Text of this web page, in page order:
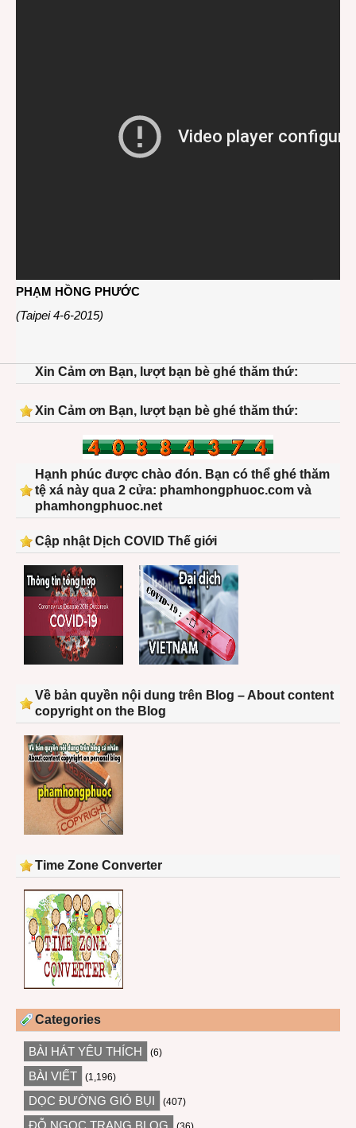
PHẠM HỒNG PHƯỚC
(Taipei 4-6-2015)
Xin Cảm ơn Bạn, lượt bạn bè ghé thăm thứ:
Xin Cảm ơn Bạn, lượt bạn bè ghé thăm thứ:
Hạnh phúc được chào đón. Bạn có thể ghé thăm
tệ xá này qua 2 cửa: phamhongphuoc.com và
phamhongphuoc.net
Cập nhật Dịch COVID Thế giới
Về bản quyền nội dung trên Blog – About content
copyright on the Blog
Time Zone Converter
Categories
BÀI HÁT YÊU THÍCH (6)
BÀI VIẾT (1,196)
DỌC ĐƯỜNG GIÓ BỤI (407)
ĐỖ NGỌC TRANG BLOG